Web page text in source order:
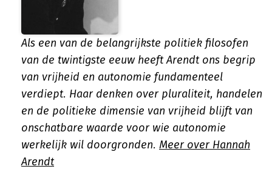
Als een van de belangrijkste politiek filosofen
van de twintigste eeuw heeft Arendt ons begrip
van vrijheid en autonomie fundamenteel
verdiept. Haar denken over pluraliteit, handelen
en de politieke dimensie van vrijheid blijft van
onschatbare waarde voor wie autonomie
werkelijk wil doorgronden. Meer over Hannah
Arendt